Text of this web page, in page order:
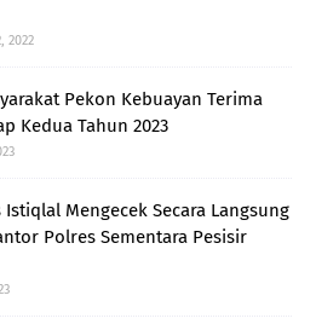
2022
Pekon Kebuayan Terima
Kedua Tahun 2023
Istiqlal Mengecek Secara Langsung
Polres Sementara Pesisir